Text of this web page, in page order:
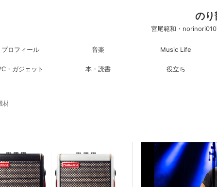
のり
宮尾範和・
プロフィール 音楽 Music Life
・ガジェット 本・読書 役立ち
材